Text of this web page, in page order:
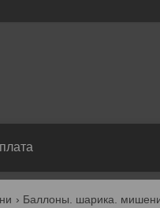
Баллоны. шарика.